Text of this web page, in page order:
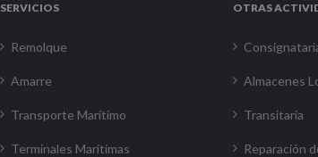
SERVICIOS
Remolque
Amarre
Transporte Marítimo
Terminales Marítimas
OTRAS
Almacenes
Transitaria
Reparación